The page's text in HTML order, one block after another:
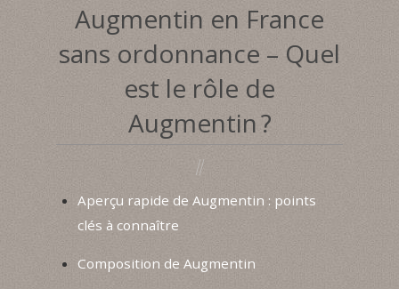
Augmentin en France
sans ordonnance – Quel
est le rôle de
Augmentin ?
Aperçu rapide de Augmentin : points
clés à connaître
Composition de Augmentin